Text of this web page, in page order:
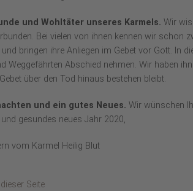
und Wohltäter unseres Karmels. Wir
Bei vielen von ihnen kennen wir schon
und bringen ihre Anliegen im Gebet vor Gott. In
Weggefährten Abschied nehmen. Wir haben
über den Tod hinaus bestehen bleibt.
und ein gutes Neues. Wir wünschen
gesundes neues Jahr 2020,
vom Karmel Heilig Blut
Seite